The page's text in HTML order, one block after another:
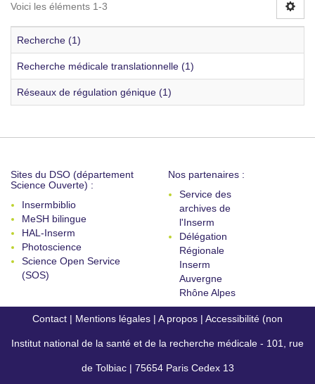
Voici les éléments 1-3
Recherche (1)
Recherche médicale translationnelle (1)
Réseaux de régulation génique (1)
Sites du DSO (département
Science Ouverte) :
Insermbiblio
MeSH bilingue
HAL-Inserm
Photoscience
Science Open Service
(SOS)
Nos partenaires :
Service des
archives de
l'Inserm
Délégation
Régionale
Inserm
Auvergne
Rhône Alpes
Contact | Mentions légales | A propos | Accessibilité (non
conforme)
Institut national de la santé et de la recherche médicale - 101, rue
de Tolbiac | 75654 Paris Cedex 13